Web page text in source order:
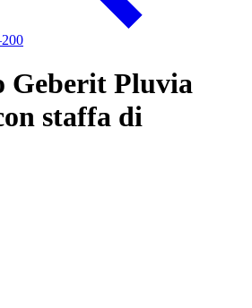
Geberit Pluvia
staffa di